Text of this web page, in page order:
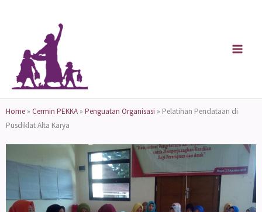
Home » Cermin PEKKA » Penguatan Organisasi » Pelatihan Pendataan di
Pusdiklat Alta Karya